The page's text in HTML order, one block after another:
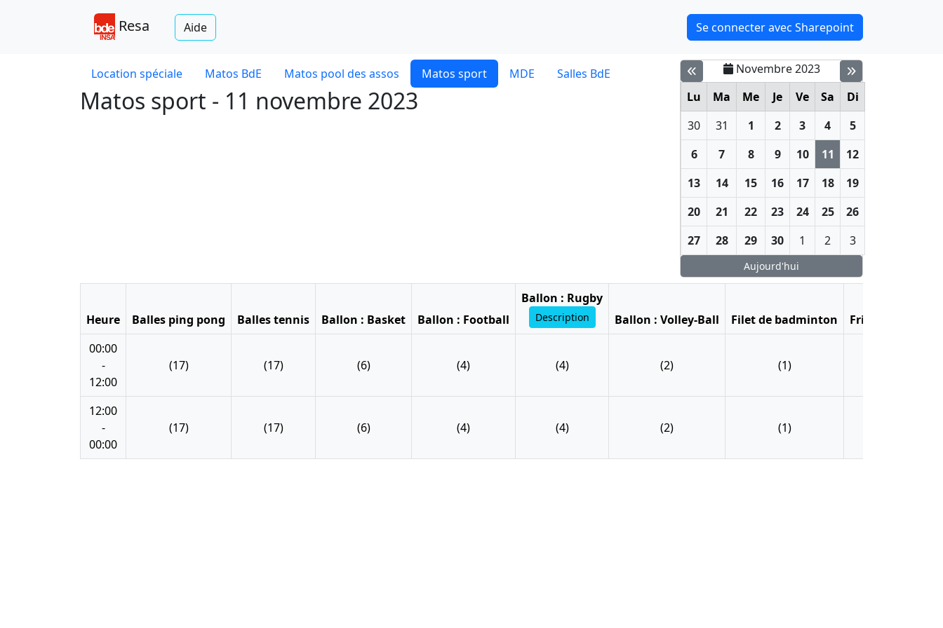
Resa Aide Se connecter avec Sharepoint
Location spéciale Matos BdE Matos pool des assos Matos sport MDE Salles BdE
Matos sport - 11 novembre 2023
Novembre 2023
Lu
Ma Me Je Ve Sa
Di
30
31 1 2 3 4
5
6
7 8 9 10 11
12
13
14 15 16 17 18
19
20
21 22 23 24 25
26
27
28 29 30 1 2 3
Aujourd'hui
Heure Balles ping pong Balles tennis Ballon : Basket Ballon : Football
Ballon : Rugby
Description Ballon : Volley-Ball Filet de badminton Frisbee
00:00
-
12:00
(17) (17) (6) (4) (4) (2) (1)
12:00
-
00:00
(17) (17) (6) (4) (4) (2) (1)